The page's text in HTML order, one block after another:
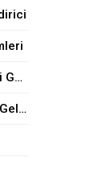
Arabası Agrı Yapanların Dikkat Etmesi Gerekenler
Kız İsimleri ve Anlamları: Gelenekten Geleceğe